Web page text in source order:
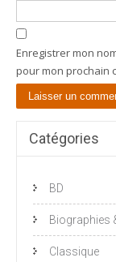
Enregistrer mon
pour mon prochain
Catégories
BD
Biographies
Classique